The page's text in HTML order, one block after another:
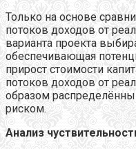
Только на основе
потоков доходов от
варианта проекта
обеспечивающая
прирост стоимости
потоков доходов от
образом
риском.
Анализ